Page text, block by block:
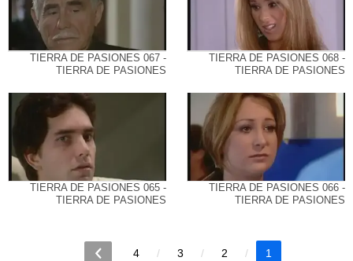
TIERRA DE PASIONES 068 -
TIERRA DE PASIONES
TIERRA DE PASIONES 067 -
TIERRA DE PASIONES
TIERRA DE PASIONES 066 -
TIERRA DE PASIONES
TIERRA DE PASIONES 065 -
TIERRA DE PASIONES
1
2
3
4